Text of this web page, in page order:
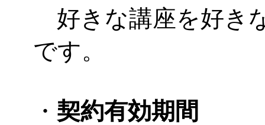
好きな講座を好き
です。
・ 契約有効期間